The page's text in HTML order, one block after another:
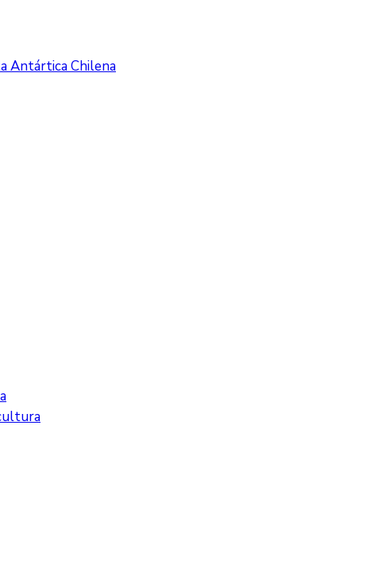
Antártica Chilena